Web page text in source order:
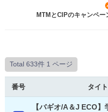
MTMとCIPのキャンペー
Total 633件 1 ページ
番号 タイ
【バギオ/A＆J ECO